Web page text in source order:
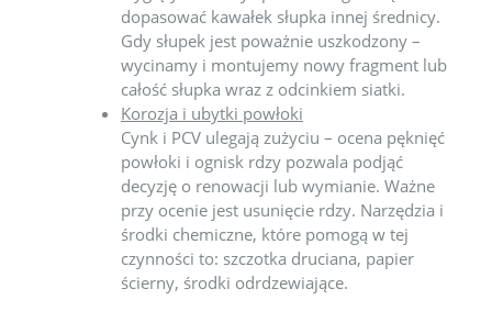
dopasować kawałek słupka innej średnicy.
Gdy słupek jest poważnie uszkodzony –
wycinamy i montujemy nowy fragment lub
całość słupka wraz z odcinkiem siatki.
Korozja i ubytki powłoki
Cynk i PCV ulegają zużyciu – ocena pęknięć
powłoki i ognisk rdzy pozwala podjąć
decyzję o renowacji lub wymianie. Ważne
przy ocenie jest usunięcie rdzy. Narzędzia i
środki chemiczne, które pomogą w tej
czynności to: szczotka druciana, papier
ścierny, środki odrdzewiające.